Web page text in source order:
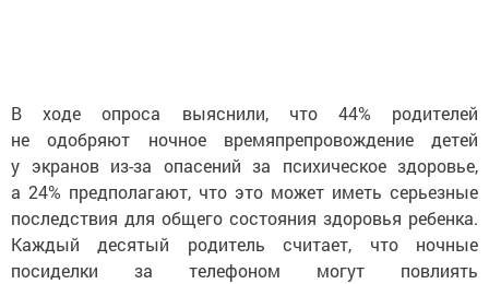
В ходе опроса выяснили, что 44% родителей
не одобряют ночное времяпрепровождение детей
у экранов из-за опасений за психическое здоровье,
а 24% предполагают, что это может иметь серьезные
последствия для общего состояния здоровья ребенка.
Каждый десятый родитель считает, что ночные
посиделки за телефоном могут повлиять